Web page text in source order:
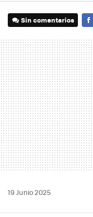
Sin comentarios
19 Junio 2025